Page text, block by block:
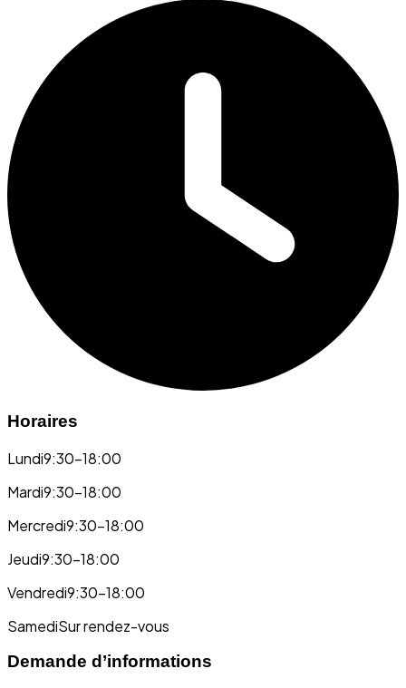
Horaires
Lundi9:30-18:00
Mardi9:30-18:00
Mercredi9:30-18:00
Jeudi9:30-18:00
Vendredi9:30-18:00
SamediSur rendez-vous
Demande d’informations